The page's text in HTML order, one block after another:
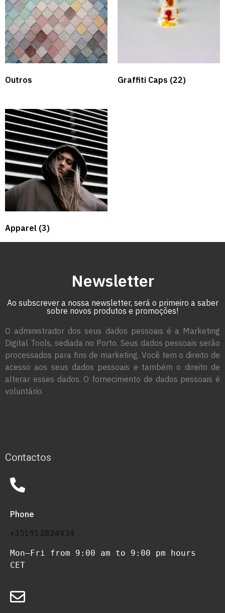
Outros Graffiti Caps​ (22)
Apparel (3)
Newsletter
Ao subscrever a nossa newsletter, será o primeiro a saber
sobre novos produtos e promoções!
O administrador dos seus dados pessoais é a Marketing
Digital Tools, sediada no Porto. Seus dados pessoais serão
processados para fins de marketing. Você tem o direito de
acesso aos seus dados pessoais e também o direito de
alterar esses dados. O fornecimento de dados pessoais é
voluntário.
Contactos
Phone
+351913824934
Mon–Fri from 9:00 am to 9:00 pm hours
CET